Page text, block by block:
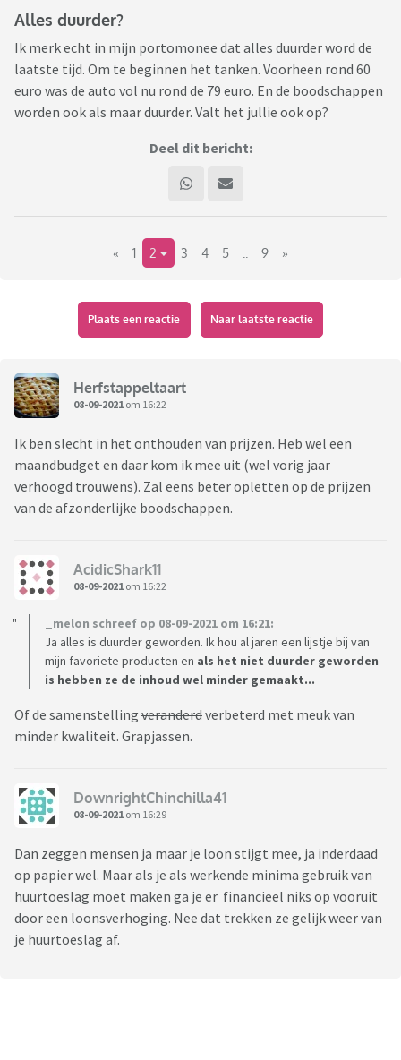
Alles duurder?
Ik merk echt in mijn portomonee dat alles duurder word de
laatste tijd. Om te beginnen het tanken. Voorheen rond 60
euro was de auto vol nu rond de 79 euro. En de boodschappen
worden ook als maar duurder. Valt het jullie ook op?
Deel dit bericht:
« 1 2 3 4 5 9 »
Plaats een reactie Naar laatste reactie
Herfstappeltaart
08-09-2021 om 16:22
Ik ben slecht in het onthouden van prijzen. Heb wel een
maandbudget en daar kom ik mee uit (wel vorig jaar
verhoogd trouwens). Zal eens beter opletten op de prijzen
van de afzonderlijke boodschappen.
AcidicShark11
08-09-2021 om 16:22
_melon schreef op 08-09-2021 om 16:21:
Ja alles is duurder geworden. Ik hou al jaren een lijstje bij van
mijn favoriete producten en als het niet duurder geworden
is hebben ze de inhoud wel minder gemaakt...
Of de samenstelling veranderdverbeterd met meuk van
minder kwaliteit. Grapjassen.
DownrightChinchilla41
08-09-2021 om 16:29
Dan zeggen mensen ja maar je loon stijgt mee, ja inderdaad
op papier wel. Maar als je als werkende minima gebruik van
huurtoeslag moet maken ga je er financieel niks op vooruit
door een loonsverhoging. Nee dat trekken ze gelijk weer van
je huurtoeslag af.